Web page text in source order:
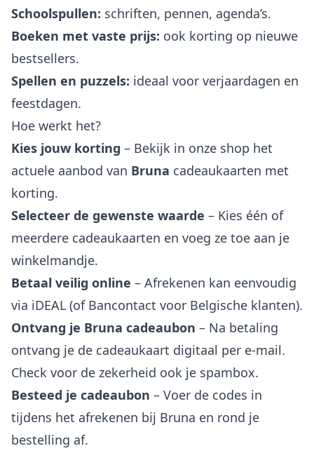
Schoolspullen: schriften, pennen, agenda’s.
Boeken met vaste prijs: ook korting op nieuwe
bestsellers.
Spellen en puzzels: ideaal voor verjaardagen en
feestdagen.
Hoe werkt het?
Kies jouw korting – Bekijk in onze shop het
actuele aanbod van Bruna cadeaukaarten met
korting.
Selecteer de gewenste waarde – Kies één of
meerdere cadeaukaarten en voeg ze toe aan je
winkelmandje.
Betaal veilig online – Afrekenen kan eenvoudig
via iDEAL (of Bancontact voor Belgische klanten).
Ontvang je Bruna cadeaubon – Na betaling
ontvang je de cadeaukaart digitaal per e-mail.
Check voor de zekerheid ook je spambox.
Besteed je cadeaubon – Voer de codes in
tijdens het afrekenen bij Bruna en rond je
bestelling af.